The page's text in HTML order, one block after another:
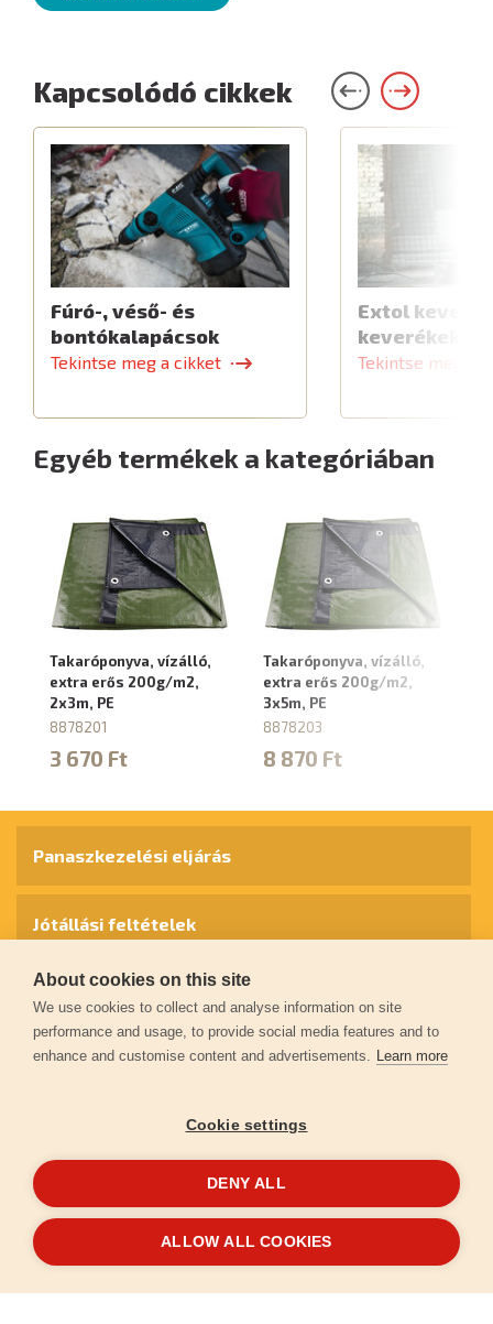
Kapcsolódó cikkek
Fúró-, véső- és
bontókalapácsok
Tekintse meg a cikket
Extol
Tekintse meg a
Egyéb termékek a kategóriában
Takaróponyva, vízálló,
extra erős 200g/m2,
2x3m, PE
8878201
3 670 Ft
Takaróponyva, vízálló,
extra erős 200g/m2,
3x5m, PE
8878203
8 870 Ft
© 2026extol.hu- Minden jog fenntartva
Panaszkezelési eljárás
Jótállási feltételek
Személyes adatok védelme
Kapcsolat
Garancia regisztráció
LétrehoztaFEO
About cookies on this site
We use cookies to collect and analyse information on site
performance and usage, to provide social media features and to
enhance and customise content and advertisements. Learn more
Cookie settings
DENY ALL
ALLOW ALL COOKIES